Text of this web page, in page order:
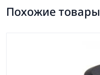
Похожие товары